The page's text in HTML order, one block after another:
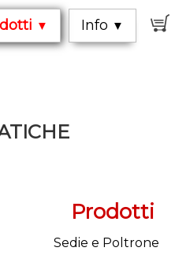
▼ Info ▼
Prodotti
Sedie e Poltrone